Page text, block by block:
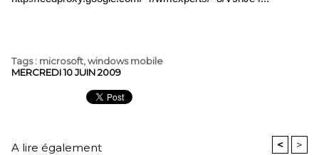
Tags: microsoft,windows mobile
MERCREDI 10 JUIN 2009
A lire également < >